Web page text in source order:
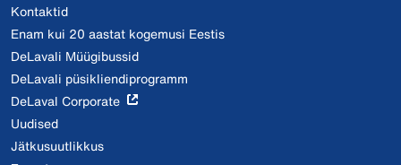
Kontaktid
Enam kui 20 aastat kogemusi Eestis
DeLavali Müügibussid
DeLavali püsikliendiprogramm
DeLaval Corporate
Uudised
Jätkusuutlikkus